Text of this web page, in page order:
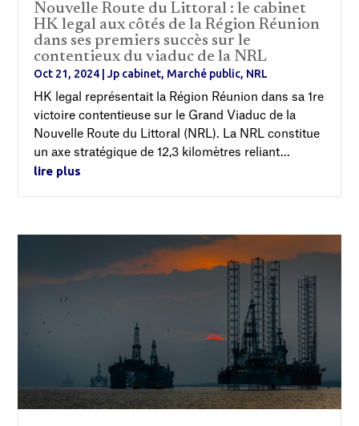
Nouvelle Route du Littoral : le cabinet
HK legal aux côtés de la Région Réunion
dans ses premiers succès sur le
contentieux du viaduc de la NRL
Oct 21, 2024 |Jp cabinet, Marché public, NRL
HK legal représentait la Région Réunion dans sa 1re
victoire contentieuse sur le Grand Viaduc de la
Nouvelle Route du Littoral (NRL). La NRL constitue
un axe stratégique de 12,3 kilomètres reliant...
lire plus